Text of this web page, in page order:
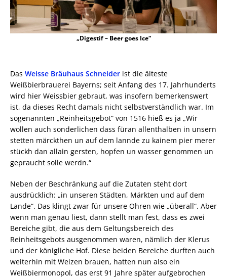
„Digestif – Beer goes Ice“
Das Weisse Bräuhaus Schneider ist die älteste
Weißbierbrauerei Bayerns; seit Anfang des 17. Jahrhunderts
wird hier Weissbier gebraut, was insofern bemerkenswert
ist, da dieses Recht damals nicht selbstverständlich war. Im
sogenannten „Reinheitsgebot“ von 1516 hieß es ja „Wir
wollen auch sonderlichen dass füran allenthalben in unsern
stetten märckthen un auf dem lannde zu kainem pier merer
stückh dan allain gersten, hopfen un wasser genommen un
gepraucht solle werdn.“
Neben der Beschränkung auf die Zutaten steht dort
ausdrücklich: „in unseren Städten, Märkten und auf dem
Lande“. Das klingt zwar für unsere Ohren wie „überall“. Aber
wenn man genau liest, dann stellt man fest, dass es zwei
Bereiche gibt, die aus dem Geltungsbereich des
Reinheitsgebots ausgenommen waren, nämlich der Klerus
und der königliche Hof. Diese beiden Bereiche durften auch
weiterhin mit Weizen brauen, hatten nun also ein
Weißbiermonopol, das erst 91 Jahre später aufgebrochen